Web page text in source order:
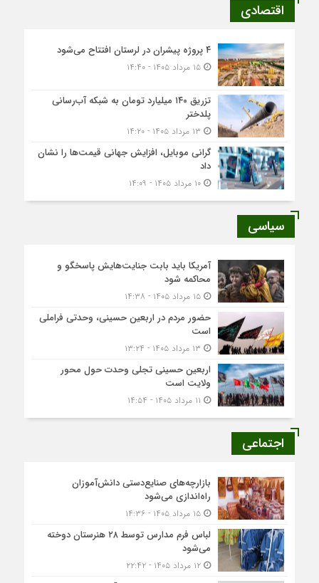
اقتصادی
۴ پروژه پیشران در لرستان افتتاح می‌شود
۱۵ مرداد ۱۴۰۵ - ۱۴:۴۰
تزریق ۱۴۰ میلیارد تومان به شبکه آب‌رسانی
پلدختر
گرانی موبایل، افزایش جهانی قیمت‌ها را نشان
داد
۱۰ مرداد ۱۴۰۵ - ۱۴:۰۹
سیاسی
آمریکا باید بابت جنایت‌هایش پاسخگو و
محاکمه شود
۱۵ مرداد ۱۴۰۵ - ۱۴:۳۸
حضور مردم در اربعین حسینی، وحدتی فراملی
است
اربعین حسینی تجلی وحدت حول محور
ولایت است
اجتماعی
بازارچه‌های صنایع‌دستی دانش‌آموزان
راه‌اندازی می‌شود
۱۵ مرداد ۱۴۰۵ - ۱۴:۳۶
لباس فرم مدارس توسط ۲۸ هنرستان‌ دوخته
می‌شود
۱۲ مرداد ۱۴۰۵ - ۲۲:۴۲